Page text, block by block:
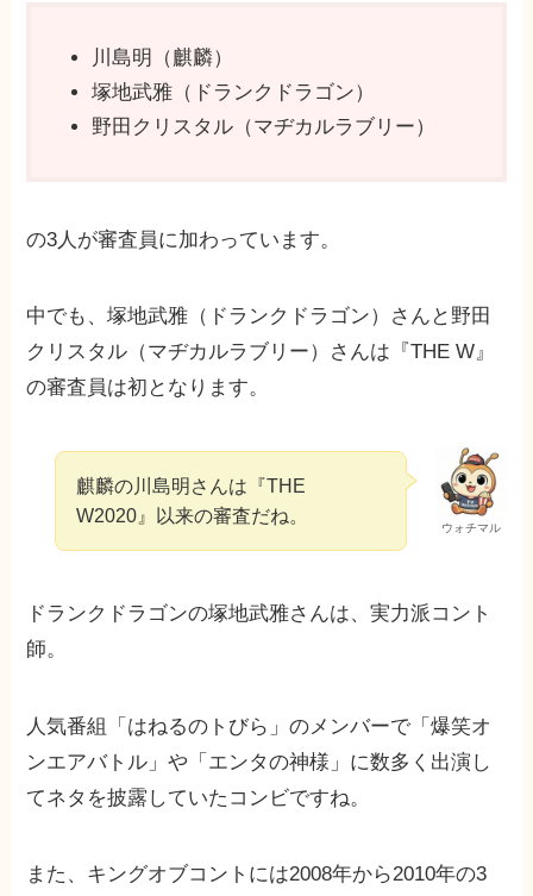
川島明（麒麟）
塚地武雅（ドランクドラゴン）
野田クリスタル（マヂカルラブリー）
の3人が審査員に加わっています。
中でも、塚地武雅（ドランクドラゴン）さんと野田
クリスタル（マヂカルラブリー）さんは『THE W』
の審査員は初となります。
ウォチマル
麒麟の川島明さんは『THE
W2020』以来の審査だね。
ドランクドラゴンの塚地武雅さんは、実力派コント
師。
人気番組「はねるのトびら」のメンバーで「爆笑オ
ンエアバトル」や「エンタの神様」に数多く出演し
てネタを披露していたコンビですね。
また、キングオブコントには2008年から2010年の3